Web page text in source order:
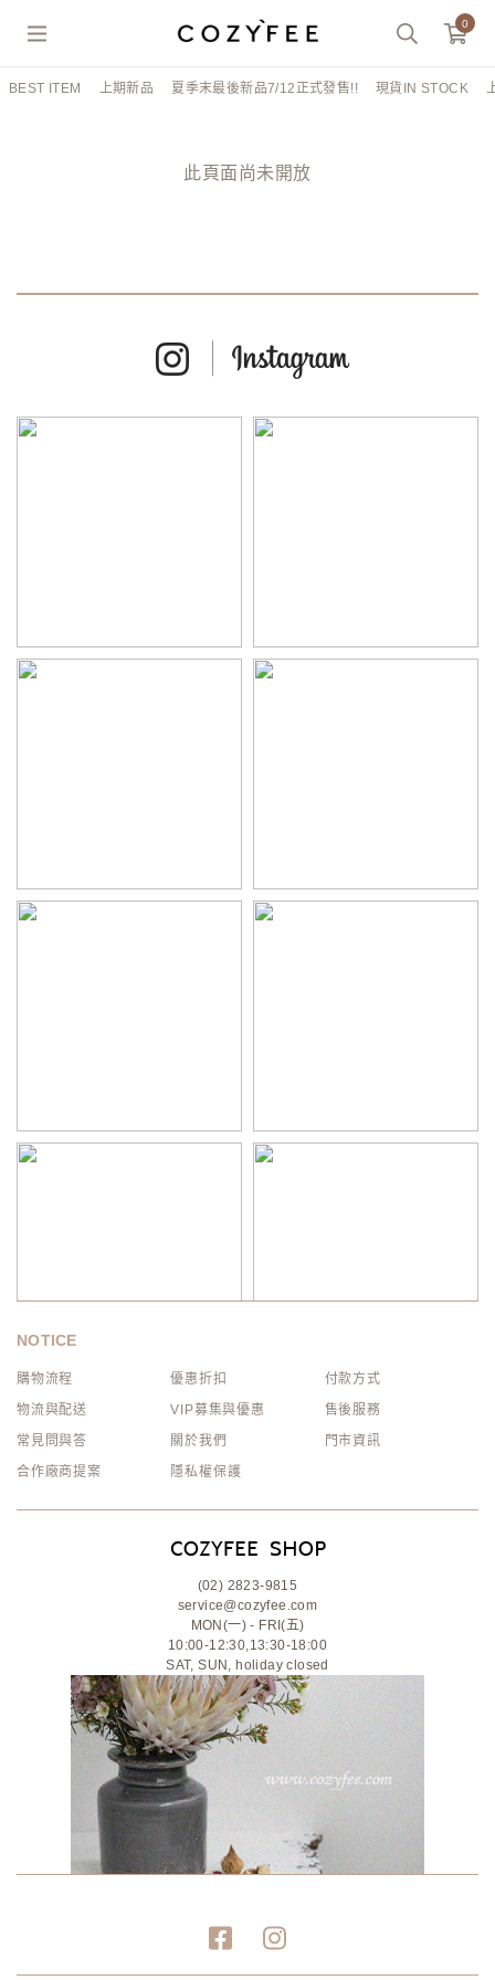
0
BEST ITEM 上期新品 夏季末最後新品7/12正式發售!! 現貨IN STOCK
此頁面尚未開放
NOTICE
購物流程 優惠折扣
付款方式
物流與配送
VIP募集與優惠
售後服務
常見問與答
關於我們
門市資訊
合作廠商提案
隱私權保護
(02) 2823-9815
service@cozyfee.com
MON(一) - FRI(五)
10:00-12:30,13:30-18:00
SAT, SUN, holiday closed